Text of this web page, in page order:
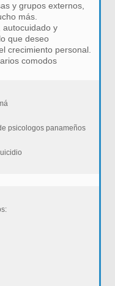
y grupos externos,
más.
autocuidado y
que deseo
crecimiento personal.
comodos
psicologos panameños